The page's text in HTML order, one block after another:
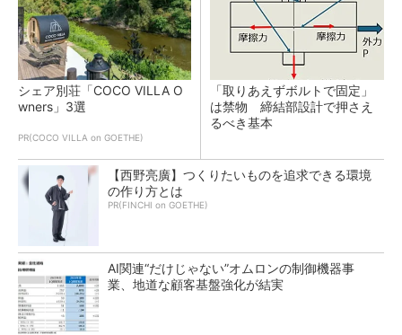
シェア別荘「COCO VILLA O
wners」3選
PR(COCO VILLA on GOETHE)
「取りあえずボルトで固定」
は禁物 締結部設計で押さえ
るべき基本
【西野亮廣】つくりたいものを追求できる環境
の作り方とは
PR(FINCHI on GOETHE)
AI関連“だけじゃない”オムロンの制御機器事
業、地道な顧客基盤強化が結実